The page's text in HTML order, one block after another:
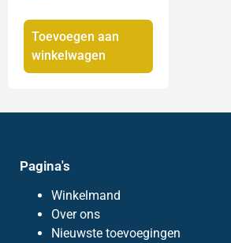
Toevoegen aan
winkelwagen
Pagina's
Winkelmand
Over ons
Nieuwste toevoegingen